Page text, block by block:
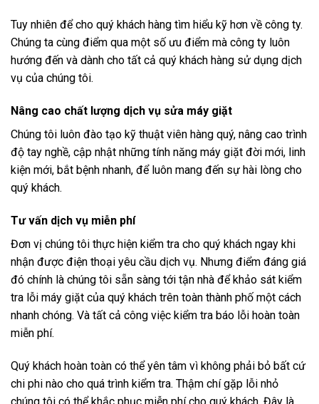
Tuy nhiên để cho quý khách hàng tìm hiểu kỹ hơn về công ty.
Chúng ta cùng điểm qua một số ưu điểm mà công ty luôn
hướng đến và dành cho tất cả quý khách hàng sử dụng dịch
vụ của chúng tôi.
Nâng cao chất lượng dịch vụ sửa máy giặt
Chúng tôi luôn đào tạo kỹ thuật viên hàng quý, nâng cao trình
độ tay nghề, cập nhật những tính năng máy giặt đời mới, linh
kiện mới, bắt bệnh nhanh, để luôn mang đến sự hài lòng cho
quý khách.
Tư vấn dịch vụ miễn phí
Đơn vị chúng tôi thực hiện kiểm tra cho quý khách ngay khi
nhận được điện thoại yêu cầu dịch vụ. Nhưng điểm đáng giá
đó chính là chúng tôi sẵn sàng tới tận nhà để khảo sát kiểm
tra lỗi máy giặt của quý khách trên toàn thành phố một cách
nhanh chóng. Và tất cả công việc kiểm tra báo lỗi hoàn toàn
miễn phí.
Quý khách hoàn toàn có thể yên tâm vì không phải bỏ bất cứ
chi phi nào cho quá trình kiểm tra. Thậm chí gặp lỗi nhỏ
chúng tôi có thể khắc phục miễn phí cho quý khách. Đây là